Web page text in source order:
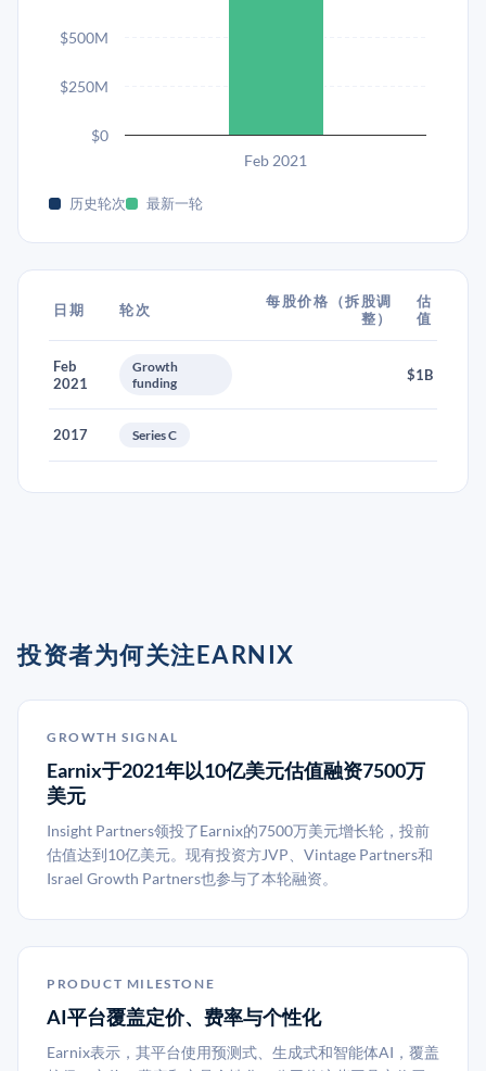
Feb 2021
$0
$250M
$500M
历史轮次 最新一轮
日期 轮次
每股价格（拆股调
整）
估
值
Feb
2021
Growth
funding
$1B
2017 Series C
投资者为何关注EARNIX
GROWTH SIGNAL
Earnix于2021年以10亿美元估值融资7500万
美元
Insight Partners领投了Earnix的7500万美元增长轮，投前
估值达到10亿美元。现有投资方JVP、Vintage Partners和
Israel Growth Partners也参与了本轮融资。
PRODUCT MILESTONE
AI平台覆盖定价、费率与个性化
Earnix表示，其平台使用预测式、生成式和智能体AI，覆盖